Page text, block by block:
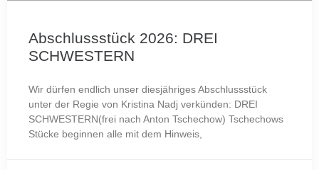
Abschlussstück 2026: DREI
SCHWESTERN
Wir dürfen endlich unser diesjähriges Abschlussstück
unter der Regie von Kristina Nadj verkünden: DREI
SCHWESTERN(frei nach Anton Tschechow) Tschechows
Stücke beginnen alle mit dem Hinweis,